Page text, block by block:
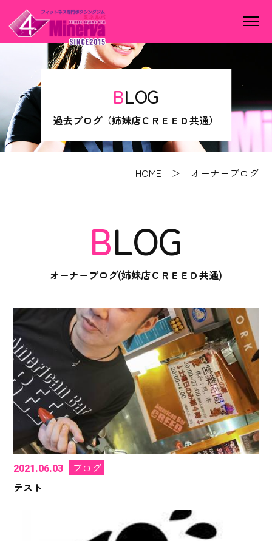
BLOG
過去ブログ（姉妹店ＣＲＥＥＤ共通）
HOME ＞ オーナーブログ
BLOG
オーナーブログ(姉妹店ＣＲＥＥＤ共通)
2021.06.03
ブログ
テスト